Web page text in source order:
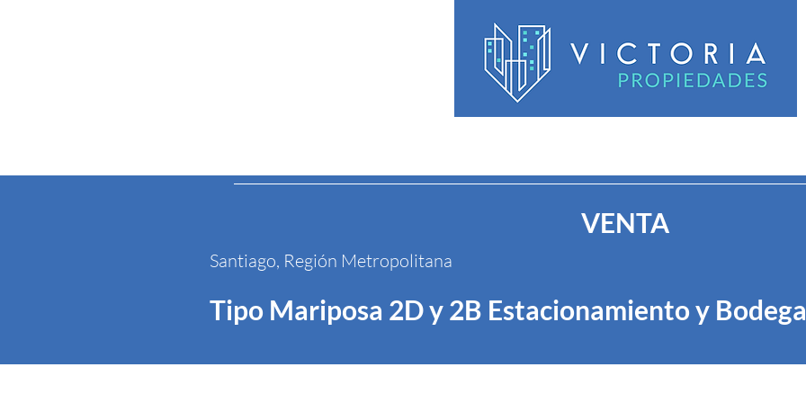
VENTA
Santiago, Región Metropolitana
Tipo Mariposa 2D y 2B Estacionamiento y Bodega